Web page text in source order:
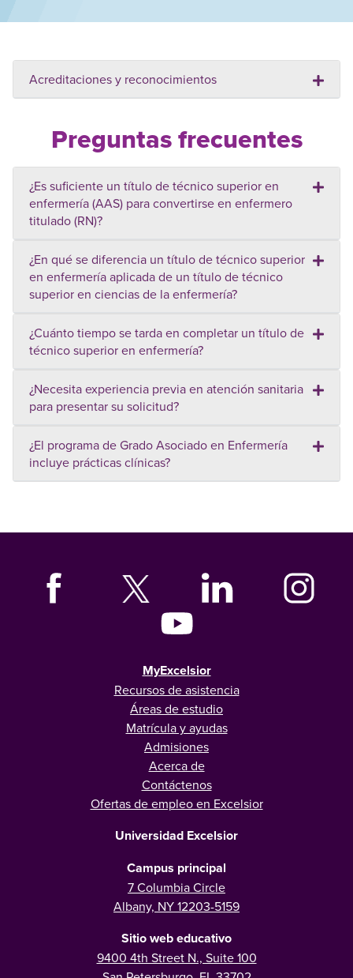
Acreditaciones y reconocimientos
Preguntas frecuentes
¿Es suficiente un título de técnico superior en
enfermería (AAS) para convertirse en enfermero
titulado (RN)?
¿En qué se diferencia un título de técnico superior
en enfermería aplicada de un título de técnico
superior en ciencias de la enfermería?
¿Cuánto tiempo se tarda en completar un título de
técnico superior en enfermería?
¿Necesita experiencia previa en atención sanitaria
para presentar su solicitud?
¿El programa de Grado Asociado en Enfermería
incluye prácticas clínicas?
MyExcelsior
Recursos de asistencia
Áreas de estudio
Matrícula y ayudas
Admisiones
Acerca de
Contáctenos
Ofertas de empleo en Excelsior
Universidad Excelsior
Campus principal
7 Columbia Circle
Albany, NY 12203-5159
Sitio web educativo
9400 4th Street N., Suite 100